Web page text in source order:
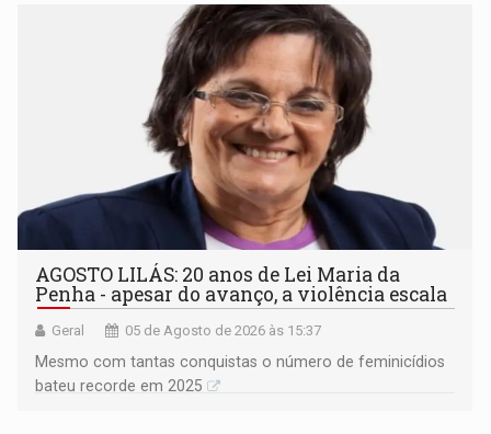
AGOSTO LILÁS: 20 anos de Lei Maria da
Penha - apesar do avanço, a violência escala
Geral 05 de Agosto de 2026 às 15:37
Mesmo com tantas conquistas o número de feminicídios
bateu recorde em 2025